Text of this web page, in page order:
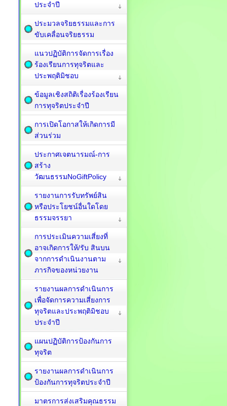
ประจำปี
ประมวลจริยธรรมและการ
ขับเคลื่อนจริยธรรม
แนวปฏิบัติการจัดการเรื่อง
ร้องเรียนการทุจริตและ
ประพฤติมิชอบ
ข้อมูลเชิงสถิติเรื่องร้องเรียน
การทุจริตประจำปี
การเปิดโอกาสให้เกิดการมี
ส่วนร่วม
ประกาศเจตนารมณ์-การ
สร้าง
วัฒนธรรมNoGiftPolicy
รายงานการรับทรัพย์สิน
หรือประโยชน์อื่นใดโดย
ธรรมจรรยา
การประเมินความเสี่ยงที่
อาจเกิดการให้/รับ สินบน
จากการดำเนินงานตาม
ภารกิจของหน่วยงาน
รายงานผลการดำเนินการ
เพื่อจัดการความเสี่ยงการ
ทุจริตและประพฤติมิชอบ
ประจำปี
แผนปฏิบัติการป้องกันการ
ทุจริต
รายงานผลการดำเนินการ
ป้องกันการทุจริตประจำปี
มาตรการส่งเสริมคุณธรรม